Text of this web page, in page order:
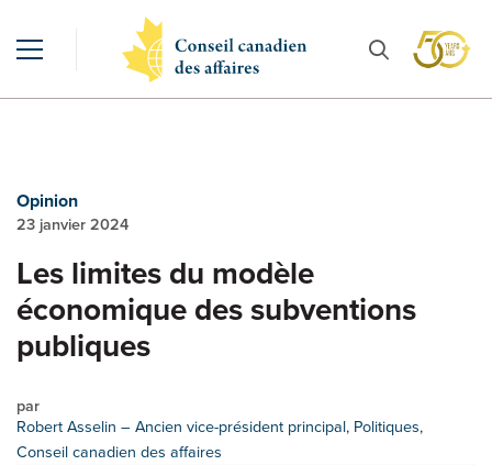
Opinion
23 janvier 2024
Les limites du modèle
économique des subventions
publiques
par
Robert Asselin – Ancien vice-président principal, Politiques,
Conseil canadien des affaires